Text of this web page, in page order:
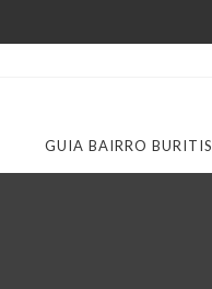
GUIA BAIRRO BURITIS